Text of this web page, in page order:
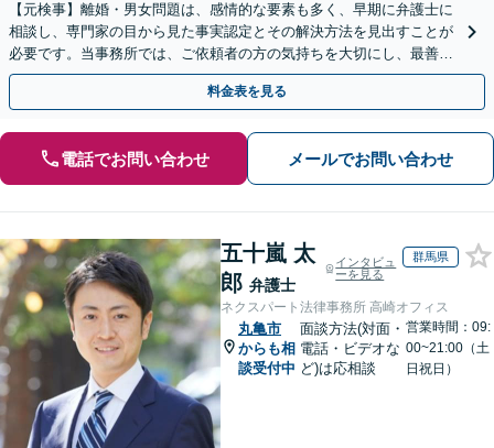
【元検事】離婚・男女問題は、感情的な要素も多く、早期に弁護士に
相談し、専門家の目から見た事実認定とその解決方法を見出すことが
必要です。当事務所では、ご依頼者の方の気持ちを大切にし、最善の
選択肢をご提案して、迅速・的確な問題解決を目指します。
料金表を見る
電話でお問い合わせ メールでお問い合わせ
五十嵐 太
郎 弁護士
インタビュ
ーを見る
群馬県
ネクスパート法律事務所 高崎オフィス
丸亀市
からも相
談受付中
面談方法(対面・
電話・ビデオな
ど)は応相談
営業時間：09:
00~21:00（土
日祝日）